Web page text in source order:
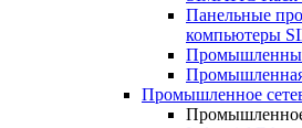
Панельные
компьютеры
Промышленное
Промышленное